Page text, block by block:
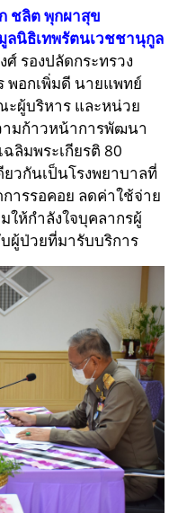
ชลิต พุกผาสุข
ลนิธิเทพรัตนเวชชานุกูล
รองปลัดกระทรวง
พอกเพิ่มดี นายแพทย์
ผู้บริหาร และหน่วย
ามก้าวหน้าการพัฒนา
ลิมพระเกียรติ 80
วกันเป็นโรงพยาบาลที่
ารรอคอย ลดค่าใช้จ่าย
ห้กำลังใจบุคลากรผู้
ผู้ป่วยที่มารับบริการ